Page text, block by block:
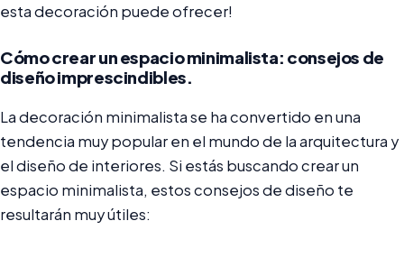
esta decoración puede ofrecer!
Cómo crear un espacio minimalista: consejos de
diseño imprescindibles.
La decoración minimalista se ha convertido en una
tendencia muy popular en el mundo de la arquitectura y
el diseño de interiores. Si estás buscando crear un
espacio minimalista, estos consejos de diseño te
resultarán muy útiles: